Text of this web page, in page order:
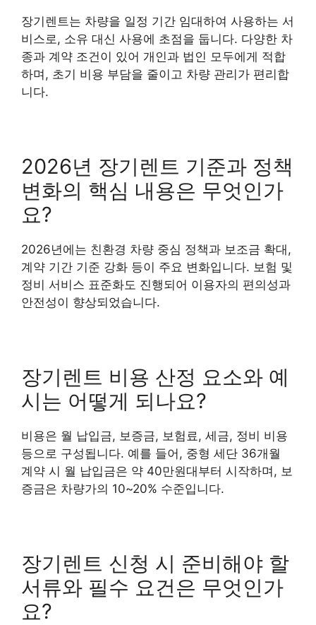
장기렌트는 차량을 일정 기간 임대하여 사용하는 서
비스로, 소유 대신 사용에 초점을 둡니다. 다양한 차
종과 계약 조건이 있어 개인과 법인 모두에게 적합
하며, 초기 비용 부담을 줄이고 차량 관리가 편리합
니다.
2026년 장기렌트 기준과 정책
변화의 핵심 내용은 무엇인가
요?
2026년에는 친환경 차량 중심 정책과 보조금 확대,
계약 기간 기준 강화 등이 주요 변화입니다. 보험 및
정비 서비스 표준화도 진행되어 이용자의 편의성과
안전성이 향상되었습니다.
장기렌트 비용 산정 요소와 예
시는 어떻게 되나요?
비용은 월 납입금, 보증금, 보험료, 세금, 정비 비용
등으로 구성됩니다. 예를 들어, 중형 세단 36개월
계약 시 월 납입금은 약 40만원대부터 시작하며, 보
증금은 차량가의 10~20% 수준입니다.
장기렌트 신청 시 준비해야 할
서류와 필수 요건은 무엇인가
요?